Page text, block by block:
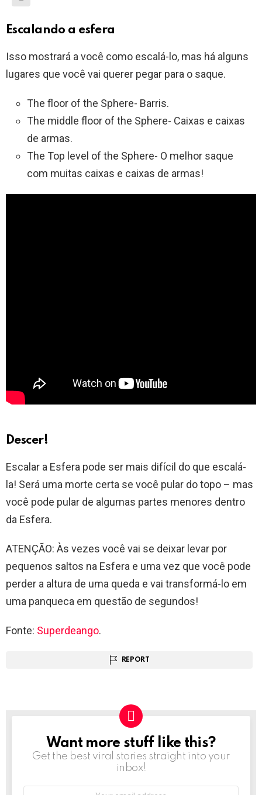
Escalando a esfera
Isso mostrará a você como escalá-lo, mas há alguns
lugares que você vai querer pegar para o saque.
The floor of the Sphere- Barris.
The middle floor of the Sphere- Caixas e caixas
de armas.
The Top level of the Sphere- O melhor saque
com muitas caixas e caixas de armas!
Descer!
Escalar a Esfera pode ser mais difícil do que escalá-
la! Será uma morte certa se você pular do topo – mas
você pode pular de algumas partes menores dentro
da Esfera.
ATENÇÃO: Às vezes você vai se deixar levar por
pequenos saltos na Esfera e uma vez que você pode
perder a altura de uma queda e vai transformá-lo em
uma panqueca em questão de segundos!
Fonte: Superdeango.
REPORT
NEWSLETTER
Want more stuff like this?
Get the best viral stories straight into your
inbox!